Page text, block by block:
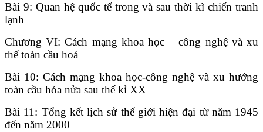
Bài 9: Quan hệ quốc tế trong và sau thời kì chiến tranh
lạnh
Chương VI: Cách mạng khoa học – công nghệ và xu
thế toàn cầu hoá
Bài 10: Cách mạng khoa học-công nghệ và xu hướng
toàn cầu hóa nửa sau thế kỉ XX
Bài 11: Tổng kết lịch sử thế giới hiện đại từ năm 1945
đến năm 2000